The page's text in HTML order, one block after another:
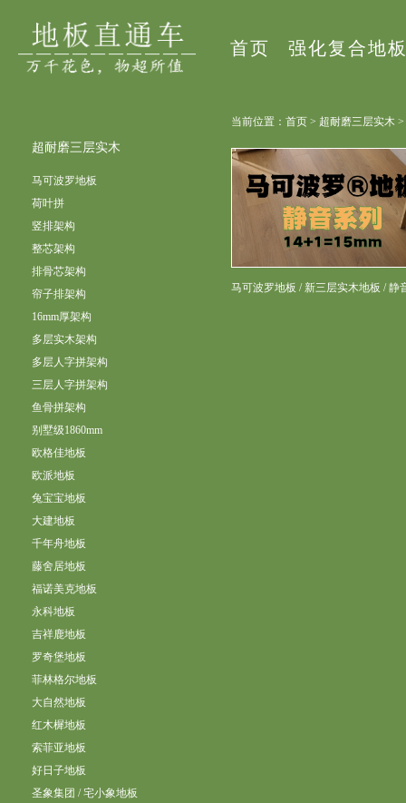
首页 强化复合地
超耐磨三层实木
马可波罗地板
荷叶拼
竖排架构
整芯架构
排骨芯架构
帘子排架构
16mm厚架构
多层实木架构
多层人字拼架构
三层人字拼架构
鱼骨拼架构
别墅级1860mm
欧格佳地板
欧派地板
兔宝宝地板
大建地板
千年舟地板
藤舍居地板
福诺美克地板
永科地板
吉祥鹿地板
罗奇堡地板
菲林格尔地板
大自然地板
红木樨地板
索菲亚地板
好日子地板
圣象集团 / 宅小象地板
当前位置：首页 > 超耐磨三层实木
马可波罗地板 / 新三层实木地板 / 静